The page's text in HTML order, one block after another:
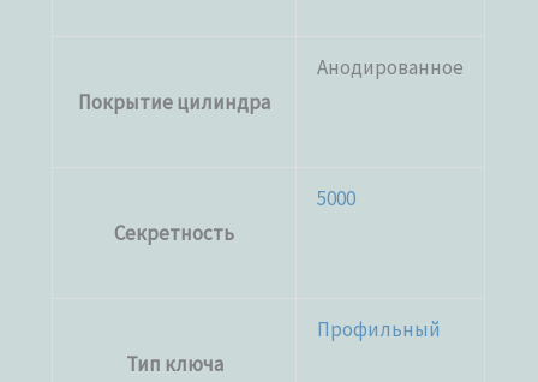
Покрытие цилиндра
Анодированное
Секретность
5000
Тип ключа
Профильный